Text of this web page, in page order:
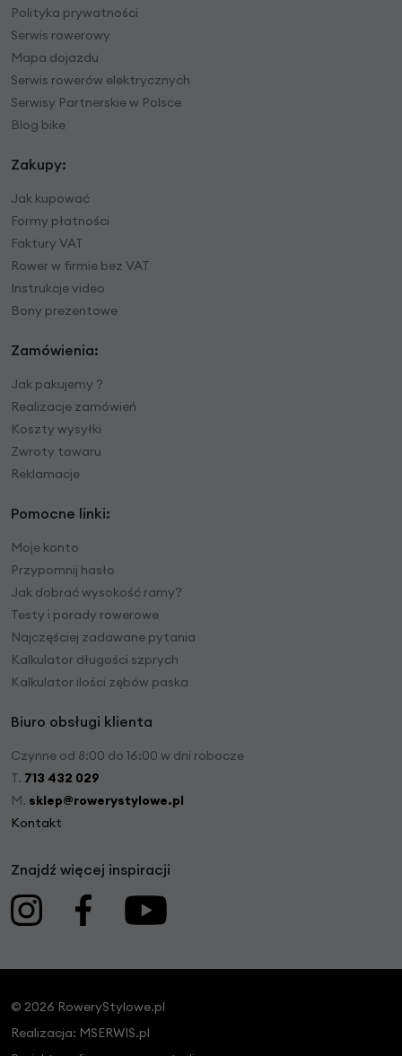
Polityka prywatności
Serwis rowerowy
Mapa dojazdu
Serwis rowerów elektrycznych
Serwisy Partnerskie w Polsce
Blog bike
Zakupy:
Jak kupować
Formy płatności
Faktury VAT
Rower w firmie bez VAT
Instrukcje video
Bony prezentowe
Zamówienia:
Jak pakujemy ?
Realizacje zamówień
Koszty wysyłki
Zwroty towaru
Reklamacje
Pomocne linki:
Moje konto
Przypomnij hasło
Jak dobrać wysokość ramy?
Testy i porady rowerowe
Najczęściej zadawane pytania
Kalkulator długości szprych
Kalkulator ilości zębów paska
Biuro obsługi klienta
Czynne od 8:00 do 16:00 w dni robocze
T. 713 432 029
M. sklep@rowerystylowe.pl
Kontakt
Znajdź więcej inspiracji
© 2026 RoweryStylowe.pl
Realizacja: MSERWIS.pl